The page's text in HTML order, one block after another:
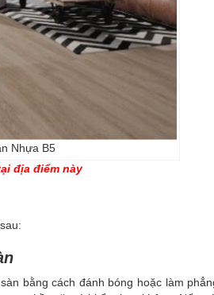
Nhựa B5
địa điểm này
bằng cách đánh bóng hoặc làm